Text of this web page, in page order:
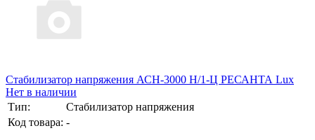
Стабилизатор напряжения АСН-3000 Н/1-Ц РЕСАНТА Lux
Нет в наличии
Тип:
Стабилизатор напряжения
Код товара: -